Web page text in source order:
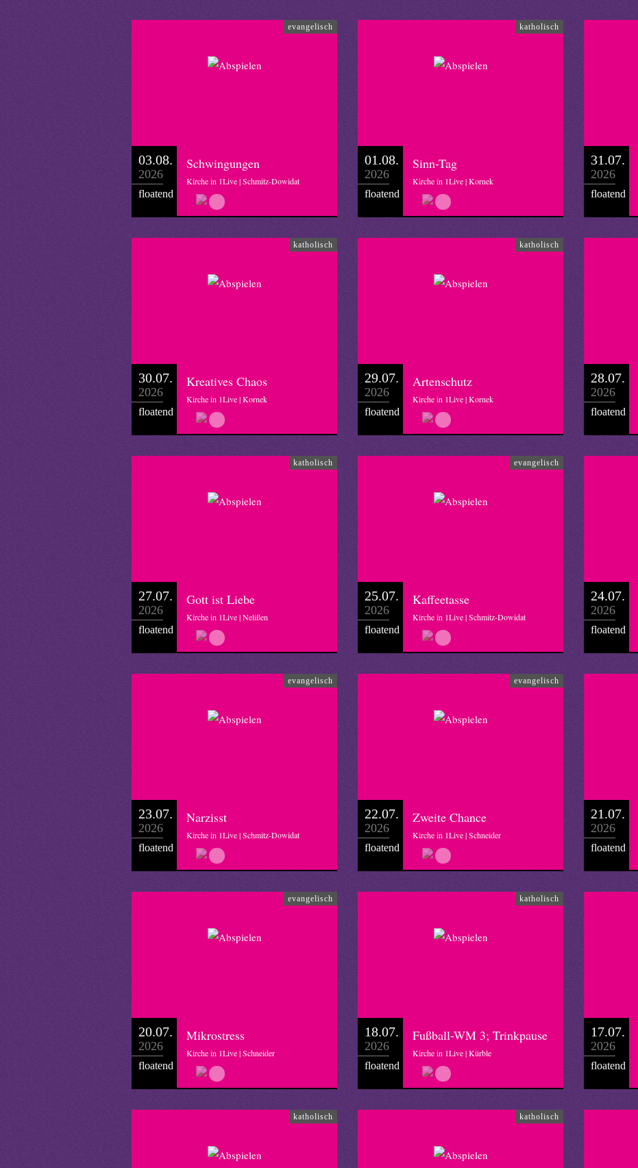
Sprecher: Daniel Schneider evangelisch
03.08.
2026
floatend
Schwingungen
Kirche in 1Live | Schmitz-Dowidat
katholisch
01.08.
2026
floatend
Sinn-Tag
Kirche in 1Live | Kornek
31.07.
2026
floatend
katholisch
30.07.
2026
floatend
Kreatives Chaos
Kirche in 1Live | Kornek
katholisch
29.07.
2026
floatend
Artenschutz
Kirche in 1Live | Kornek
28.07.
2026
floatend
katholisch
27.07.
2026
floatend
Gott ist Liebe
Kirche in 1Live | Nelißen
evangelisch
25.07.
2026
floatend
Kaffeetasse
Kirche in 1Live | Schmitz-Dowidat
24.07.
2026
floatend
evangelisch
23.07.
2026
floatend
Narzisst
Kirche in 1Live | Schmitz-Dowidat
evangelisch
22.07.
2026
floatend
Zweite Chance
Kirche in 1Live | Schneider
21.07.
2026
floatend
evangelisch
20.07.
2026
floatend
Mikrostress
Kirche in 1Live | Schneider
katholisch
18.07.
2026
floatend
Fußball-WM 3; Trinkpause
Kirche in 1Live | Kürble
17.07.
2026
floatend
katholisch katholisch